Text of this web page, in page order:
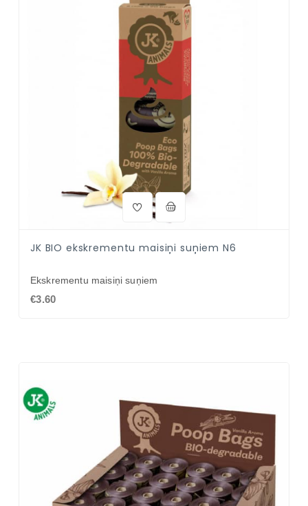
JK BIO ekskrementu maisiņi suņiem N6
Ekskrementu maisiņi suņiem
€3.60